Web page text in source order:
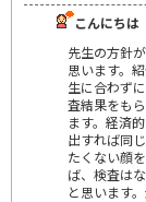
こんにちは
先生の方針
思います。
生に合わず
査結果をも
ます。経済
出すれば同
たくない顔
ば、検査は
と思います